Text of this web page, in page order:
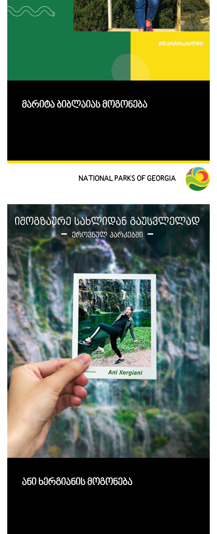
მარიტა ბიბლაიას მოგონება
NATIONAL PARKS OF GEORGIA
ანი ხერგიანის მოგონება